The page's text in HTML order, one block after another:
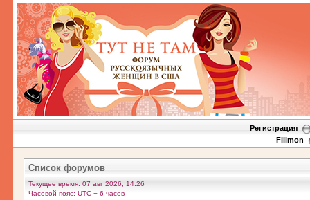
Регистрация
Filimon
Список форумов
Текущее время: 07 авг 2026, 14:26
Часовой пояс: UTC − 6 часов